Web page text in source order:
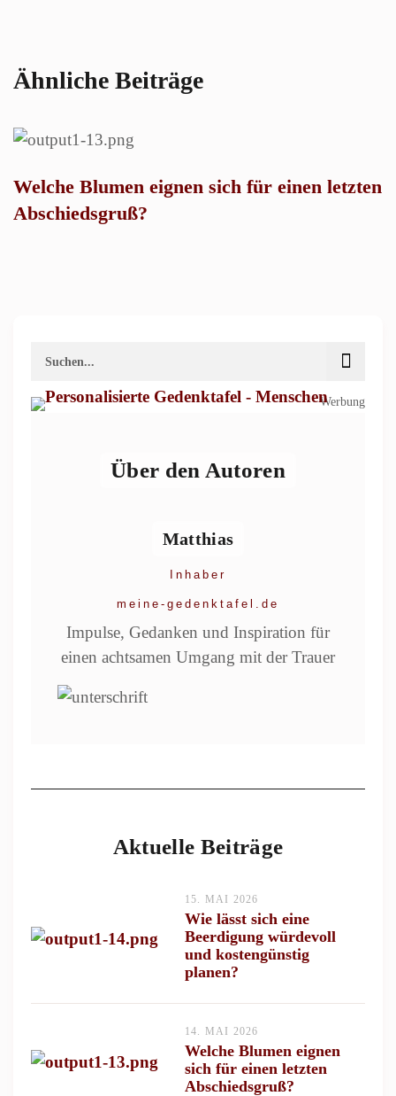
Ähnliche Beiträge
Welche Blumen eignen sich für einen letzten
Abschiedsgruß?
Werbung
Über den Autoren
Matthias
Inhaber
meine-gedenktafel.de
Impulse, Gedanken und Inspiration für
einen achtsamen Umgang mit der Trauer
Aktuelle Beiträge
15. MAI 2026
Wie lässt sich eine
Beerdigung würdevoll
und kostengünstig
planen?
14. MAI 2026
Welche Blumen eignen
sich für einen letzten
Abschiedsgruß?